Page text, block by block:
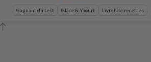
Gagnant du test Glace & Yaourt Livret de recettes